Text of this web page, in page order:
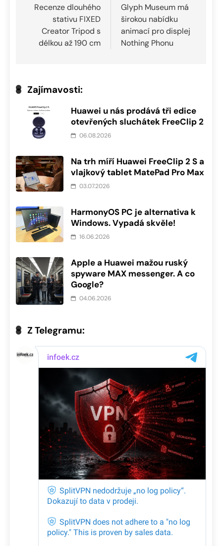
pro
příspěvek
Recenze dlouhého
stativu FIXED
Creator Tripod s
délkou až 190 cm
Glyph Museum má
širokou nabídku
animací pro displej
Nothing Phonu
Zajímavosti:
Huawei u nás prodává tři edice
otevřených sluchátek FreeClip 2
06.08.2026
Na trh míří Huawei FreeClip 2 S a
vlajkový tablet MatePad Pro Max
03.07.2026
HarmonyOS PC je alternativa k
Windows. Vypadá skvěle!
16.06.2026
Apple a Huawei mažou ruský
spyware MAX messenger. A co
Google?
04.06.2026
Z Telegramu: